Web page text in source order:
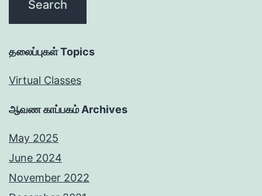
தலைப்புகள் Topics
Virtual Classes
ஆவண காப்பகம் Archives
May 2025
June 2024
November 2022